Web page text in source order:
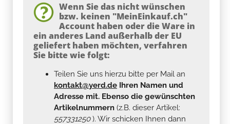
Wenn Sie das nicht wünschen
bzw. keinen "MeinEinkauf.ch"
Account haben oder die Ware in
ein anderes Land außerhalb der EU
geliefert haben möchten, verfahren
Sie bitte wie folgt:
Teilen Sie uns hierzu bitte per Mail an
kontakt@yerd.de Ihren Namen und
Adresse mit. Ebenso die gewünschten
Artikelnummern (z.B. dieser Artikel:
557331250). Wir schicken Ihnen dann